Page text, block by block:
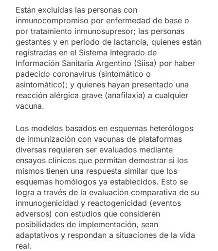
Están excluidas las personas con
inmunocompromiso por enfermedad de base o
por tratamiento inmunosupresor; las personas
gestantes y en período de lactancia, quienes están
registradas en el Sistema Integrado de
Información Sanitaria Argentino (Siisa) por haber
padecido coronavirus (sintomático o
asintomático); y quienes hayan presentado una
reacción alérgica grave (anafilaxia) a cualquier
vacuna.
Los modelos basados en esquemas heterólogos
de inmunización con vacunas de plataformas
diversas requieren ser evaluados mediante
ensayos clínicos que permitan demostrar si los
mismos tienen una respuesta similar que los
esquemas homólogos ya establecidos. Esto se
logra a través de la evaluación comparativa de su
inmunogenicidad y reactogenicidad (eventos
adversos) con estudios que consideren
posibilidades de implementación, sean
adaptativos y respondan a situaciones de la vida
real.